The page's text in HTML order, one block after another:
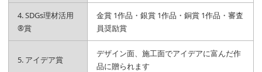
4. SDGs理材活用
®賞
金賞 1作品・銀賞 1作品・銅賞 1作品・審査
員奨励賞
5. アイデア賞
デザイン面、施工面でアイデアに富んだ作
品に贈られます